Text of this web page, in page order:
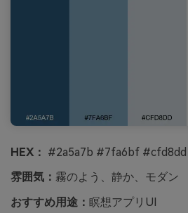
HEX： #2a5a7b #7fa6bf
雰囲気： 霧のよう、静か、モダン
おすすめ用途： 瞑想アプリUI